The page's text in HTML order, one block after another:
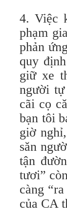
4. Việc
phạm
phản
quy
giữ xe
người
cãi cọ
bạn tôi
giờ
săn
tận
tươi”
càng
của CA